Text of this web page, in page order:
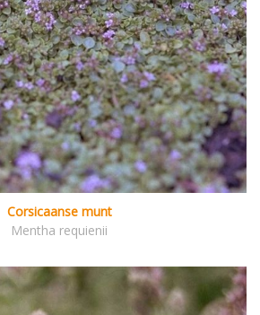
Corsicaanse munt
Mentha requienii